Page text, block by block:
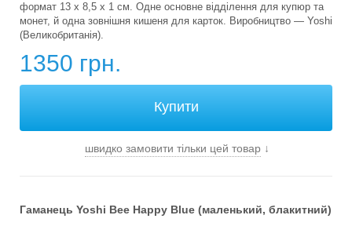
формат 13 х 8,5 х 1 см. Одне основне відділення для купюр та
монет, й одна зовнішня кишеня для карток. Виробництво — Yoshi
(Великобританія).
1350 грн.
швидко замовити тільки цей товар↓
Гаманець Yoshi Bee Happy Blue (маленький, блакитний)